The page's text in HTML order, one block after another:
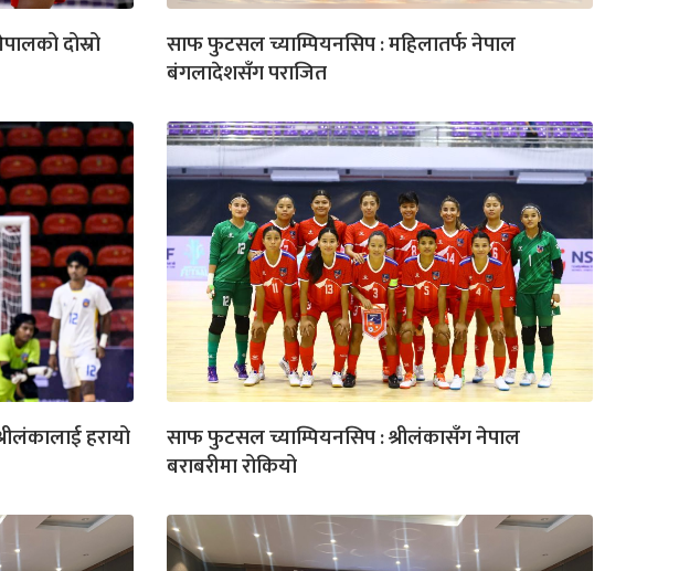
दोस्रो
साफ फुटसल च्याम्पियनसिप : महिलातर्फ नेपाल
बंगलादेशसँग पराजित
हरायो
साफ फुटसल च्याम्पियनसिप : श्रीलंकासँग नेपाल
बराबरीमा रोकियो